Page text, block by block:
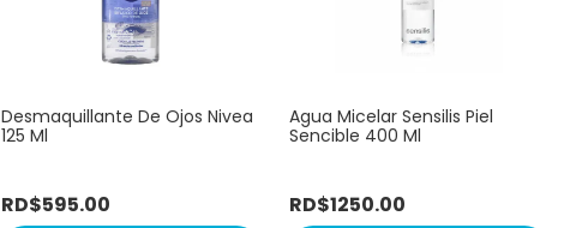
Desmaquillante De Ojos Nivea
125 Ml
RD$595.00
Agua Micelar Sensilis Piel
Sencible 400 Ml
RD$1250.00